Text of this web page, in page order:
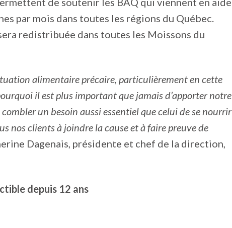
par mois dans toutes les régions du Québec.
redistribuée dans toutes les Moissons du
alimentaire précaire, particulièrement en cette
il est plus important que jamais d’apporter notre
un besoin aussi essentiel que celui de se nourrir
nos clients à joindre la cause et à faire preuve de
Dagenais, présidente et chef de la direction,
depuis 12 ans